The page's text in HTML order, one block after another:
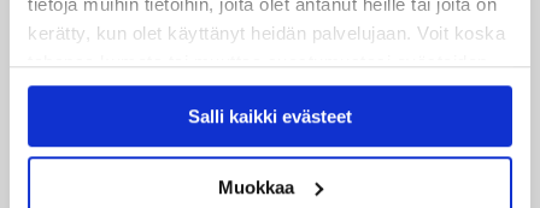
kerätty, kun olet käyttänyt heidän palvelujaan. Voit koska
tahansa kumota tai muuttaa suostumustasi evästeiden
käytöstäEvästeet-sivultamme.
Salli kaikki evästeet
Muokkaa
JYP ja Secto Rally Finland yhteistyöhön
02.06.2026
Liiga-kauden 2026-2027 otteluohjelma on julkaistu!